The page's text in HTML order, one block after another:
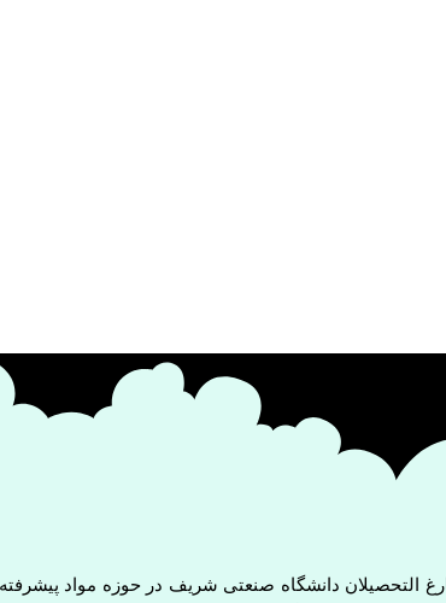
جمعی از فارغ التحصیلان دانشگاه صنعتی شریف در حوزه مواد